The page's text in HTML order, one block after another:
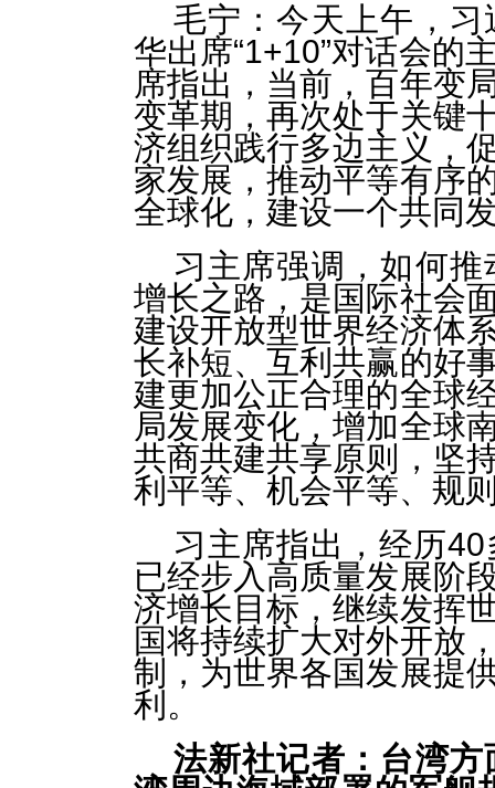
毛宁：今天上午，
华出席“1+10”对话会的
席指出，当前，百年变
变革期，再次处于关键
济组织践行多边主义，
家发展，推动平等有序
全球化，建设一个共同
习主席强调，如何
增长之路，是国际社会
建设开放型世界经济体
长补短、互利共赢的好
建更加公正合理的全球
局发展变化，增加全球
共商共建共享原则，坚
利平等、机会平等、规
习主席指出，经历
已经步入高质量发展阶
济增长目标，继续发挥
国将持续扩大对外开放
制，为世界各国发展提
利。
法新社记者：台湾